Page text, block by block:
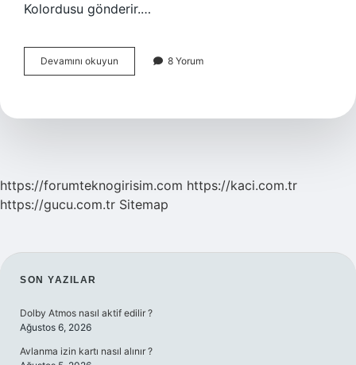
Kolordusu gönderir.…
Devamını okuyun
1936
8 Yorum
https://forumteknogirisim.com https://kaci.com.tr
https://gucu.com.tr Sitemap
SIDEBAR
SON YAZILAR
Dolby Atmos nasıl aktif edilir ?
Ağustos 6, 2026
Avlanma izin kartı nasıl alınır ?